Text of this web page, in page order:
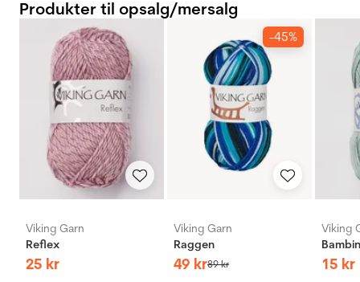
Produkter til opsalg/mersalg
Viking Garn
Reflex
25 kr
-45%
Viking Garn
Raggen
49 kr89kr
Viking
15 kr